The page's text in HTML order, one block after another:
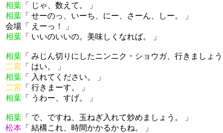
相葉 「 じゃ、数えて。 」
相葉 「 せーのっ、いーち、にー、さーん、しー。 」
会場「 えーっ！ 」
相葉 「 いいのいいの。美味しくなれば。 」
相葉 「 みじん切りにしたニンニク・ショウガ、行きましょ
二宮 「 はい。 」
相葉 「 入れてください。 」
二宮 「 行きまーす。 」
相葉 「 うわー、すげ。 」
相葉 「 で、ですね、玉ねぎ入れて炒めましょう。 」
松本 「 結構これ、時間かかるかもね。 」